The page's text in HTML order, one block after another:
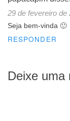
29 de fevereiro de
Seja bem-vinda 🙂
RESPONDER
Deixe uma